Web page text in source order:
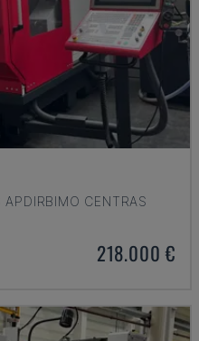
CENTRAS
218.000 €